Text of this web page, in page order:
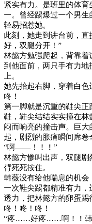
紧实有力。是班里的体
一。曾经踢爆过一个男
轻易招惹她。
此刻，她走到讲台前，
好，双腿分开！”
林懿方勉强爬起，背靠
到他面前，两只手有力
上。
她先抬起右脚，穿着白色
咚！
第一脚就是沉重的鞋尖
鞋，鞋尖结结实实撞在
闷而响亮的撞击声。巨
起，剧烈的胀痛瞬间席卷
“啊——！！！”
林懿方惨叫出声，双腿
臂死死按住。
韩薇没有给他喘息的机
一次鞋尖踢都精准有力
透力，把林懿方的卵蛋踢
咚！咚！咚！
“疼……好疼……啊！！